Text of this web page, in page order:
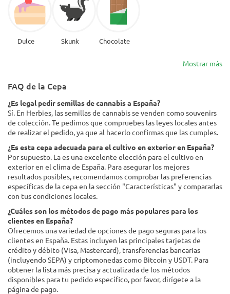
Dulce Skunk Chocolate
Mostrar más
FAQ de la Cepa
¿Es legal pedir semillas de cannabis a España?
Sí. En Herbies, las semillas de cannabis se venden como souvenirs
de colección. Te pedimos que compruebes las leyes locales antes
de realizar el pedido, ya que al hacerlo confirmas que las cumples.
¿Es esta cepa adecuada para el cultivo en exterior en España?
Por supuesto. La es una excelente elección para el cultivo en
exterior en el clima de España. Para asegurar los mejores
resultados posibles, recomendamos comprobar las preferencias
específicas de la cepa en la sección "Características" y compararlas
con tus condiciones locales.
¿Cuáles son los métodos de pago más populares para los
clientes en España?
Ofrecemos una variedad de opciones de pago seguras para los
clientes en España. Estas incluyen las principales tarjetas de
crédito y débito (Visa, Mastercard), transferencias bancarias
(incluyendo SEPA) y criptomonedas como Bitcoin y USDT. Para
obtener la lista más precisa y actualizada de los métodos
disponibles para tu pedido específico, por favor, dirígete a la
página de pago.